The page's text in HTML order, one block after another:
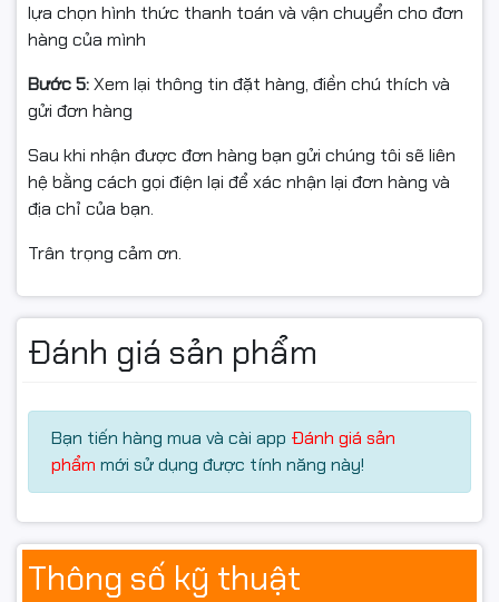
RTX 5050 GDDR7 – Đồ họa thế
hệ mới
trợ Ray Tracing, DLSS và AI, mang lại hình ảnh sắc nét,
khung hình ổn định khi chơi game thiết lập cao, đồng
thời tối ưu cho render 3D và chỉnh sửa video.
lựa chọn hình thức thanh toán và vận chuyển cho đơn
hàng của mình
Bước 5:Xem lại thông tin đặt hàng, điền chú thích và
gửi đơn hàng
Sau khi nhận được đơn hàng bạn gửi chúng tôi sẽ liên
hệ bằng cách gọi điện lại để xác nhận lại đơn hàng và
địa chỉ của bạn.
Trân trọng cảm ơn.
Đánh giá sản phẩm
Bạn tiến hàng mua và cài app Đánh giá sản
phẩm mới sử dụng được tính năng này!
Thông số kỹ thuật